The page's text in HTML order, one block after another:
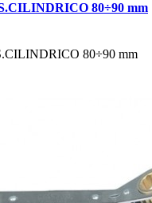
80÷90 mm
80÷90 mm